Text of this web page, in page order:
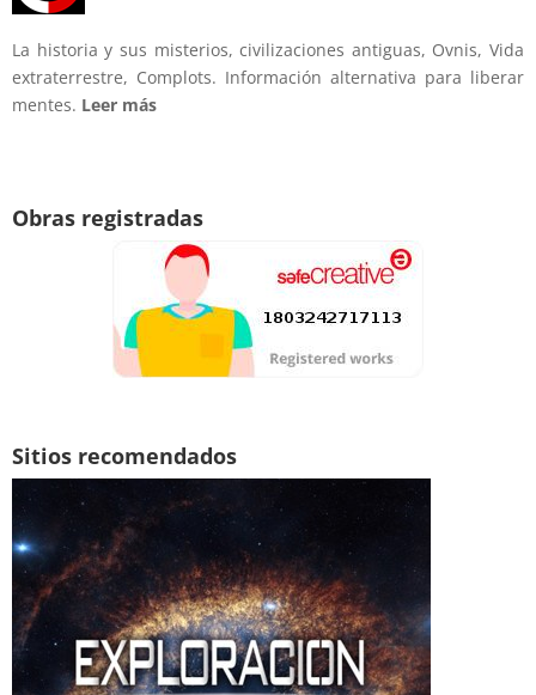
La historia y sus misterios, civilizaciones antiguas, Ovnis, Vida
extraterrestre, Complots. Información alternativa para liberar
mentes. Leer más
Obras registradas
Sitios recomendados